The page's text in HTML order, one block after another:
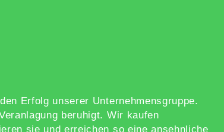
Erfolg unserer Unternehmensgruppe.
beruhigt. Wir kaufen
sie und erreichen so eine ansehnliche